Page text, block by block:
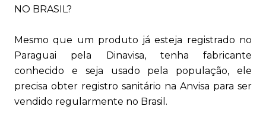
NO BRASIL?
Mesmo que um produto já esteja registrado no
Paraguai pela Dinavisa, tenha fabricante
conhecido e seja usado pela população, ele
precisa obter registro sanitário na Anvisa para ser
vendido regularmente no Brasil.